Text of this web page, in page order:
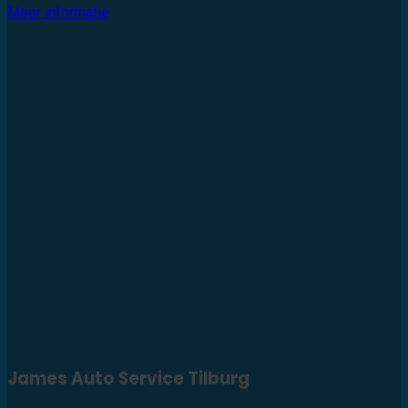
Meer informatie
James Auto Service Tilburg